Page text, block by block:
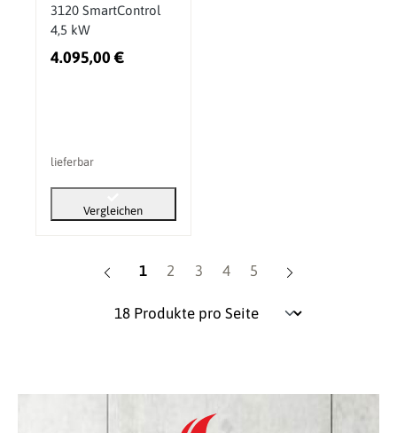
3120 SmartControl
4,5 kW
4.095,00 €
lieferbar
Vergleichen
Seite
1 Seite
2 Seite
3 Seite
4 Seite
5